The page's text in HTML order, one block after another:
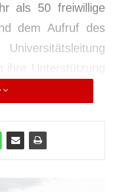
als 50 freiwillige
dem Aufruf des
Unterstützung